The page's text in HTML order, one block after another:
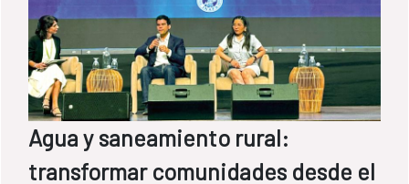
Agua y saneamiento rural:
transformar comunidades desde el